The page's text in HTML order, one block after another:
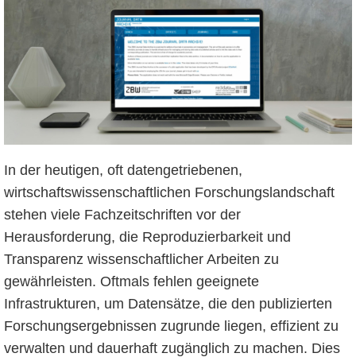
In der heutigen, oft datengetriebenen,
wirtschaftswissenschaftlichen Forschungslandschaft
stehen viele Fachzeitschriften vor der
Herausforderung, die Reproduzierbarkeit und
Transparenz wissenschaftlicher Arbeiten zu
gewährleisten. Oftmals fehlen geeignete
Infrastrukturen, um Datensätze, die den publizierten
Forschungsergebnissen zugrunde liegen, effizient zu
verwalten und dauerhaft zugänglich zu machen. Dies